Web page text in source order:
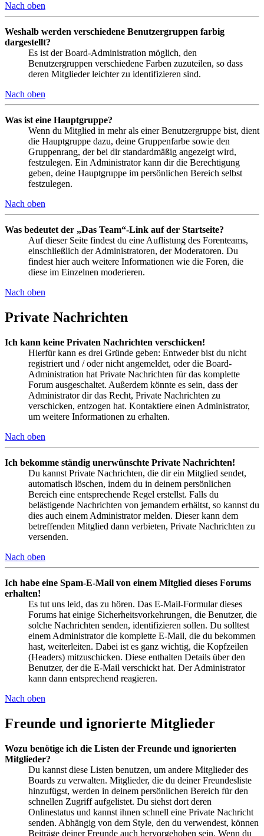
Nach oben
Weshalb werden verschiedene Benutzergruppen farbig
dargestellt?
Es ist der Board-Administration möglich, den
Benutzergruppen verschiedene Farben zuzuteilen, so dass
deren Mitglieder leichter zu identifizieren sind.
Nach oben
Was ist eine Hauptgruppe?
Wenn du Mitglied in mehr als einer Benutzergruppe bist, dient
die Hauptgruppe dazu, deine Gruppenfarbe sowie den
Gruppenrang, der bei dir standardmäßig angezeigt wird,
festzulegen. Ein Administrator kann dir die Berechtigung
geben, deine Hauptgruppe im persönlichen Bereich selbst
festzulegen.
Nach oben
Was bedeutet der „Das Team“-Link auf der Startseite?
Auf dieser Seite findest du eine Auflistung des Forenteams,
einschließlich der Administratoren, der Moderatoren. Du
findest hier auch weitere Informationen wie die Foren, die
diese im Einzelnen moderieren.
Nach oben
Private Nachrichten
Ich kann keine Privaten Nachrichten verschicken!
Hierfür kann es drei Gründe geben: Entweder bist du nicht
registriert und / oder nicht angemeldet, oder die Board-
Administration hat Private Nachrichten für das komplette
Forum ausgeschaltet. Außerdem könnte es sein, dass der
Administrator dir das Recht, Private Nachrichten zu
verschicken, entzogen hat. Kontaktiere einen Administrator,
um weitere Informationen zu erhalten.
Nach oben
Ich bekomme ständig unerwünschte Private Nachrichten!
Du kannst Private Nachrichten, die dir ein Mitglied sendet,
automatisch löschen, indem du in deinem persönlichen
Bereich eine entsprechende Regel erstellst. Falls du
belästigende Nachrichten von jemandem erhältst, so kannst du
dies auch einem Administrator melden. Dieser kann dem
betreffenden Mitglied dann verbieten, Private Nachrichten zu
versenden.
Nach oben
Ich habe eine Spam-E-Mail von einem Mitglied dieses Forums
erhalten!
Es tut uns leid, das zu hören. Das E-Mail-Formular dieses
Forums hat einige Sicherheitsvorkehrungen, die Benutzer, die
solche Nachrichten senden, identifizieren sollen. Du solltest
einem Administrator die komplette E-Mail, die du bekommen
hast, weiterleiten. Dabei ist es ganz wichtig, die Kopfzeilen
(Headers) mitzuschicken. Diese enthalten Details über den
Benutzer, der die E-Mail verschickt hat. Der Administrator
kann dann entsprechend reagieren.
Nach oben
Freunde und ignorierte Mitglieder
Wozu benötige ich die Listen der Freunde und ignorierten
Mitglieder?
Du kannst diese Listen benutzen, um andere Mitglieder des
Boards zu verwalten. Mitglieder, die du deiner Freundesliste
hinzufügst, werden in deinem persönlichen Bereich für den
schnellen Zugriff aufgelistet. Du siehst dort deren
Onlinestatus und kannst ihnen schnell eine Private Nachricht
senden. Abhängig von dem Style, den du verwendest, können
Beiträge deiner Freunde auch hervorgehoben sein. Wenn du